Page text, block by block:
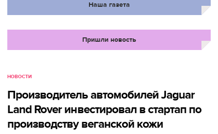
Наша газета
Пришли новость
НОВОСТИ
Производитель автомобилей Jaguar
Land Rover инвестировал в стартап по
производству веганской кожи